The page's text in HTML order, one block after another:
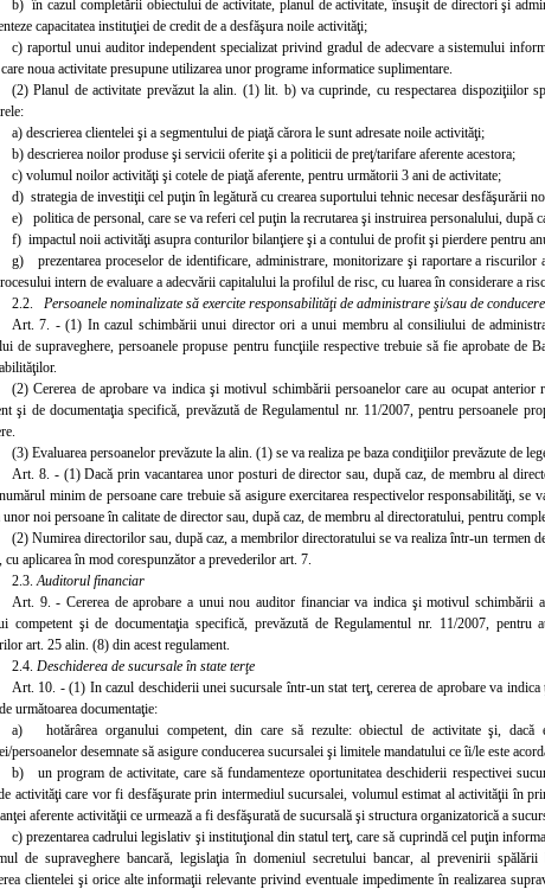
b) în cazul completării obiectului de activitate, planul de activitate, însuşit de directori şi
capacitatea instituţiei de credit de a desfăşura noile activităţi;
c) raportul unui auditor independent specializat privind gradul de adecvare a sistemului
noua activitate presupune utilizarea unor programe informatice suplimentare.
(2) Planul de activitate prevăzut la alin. (1) lit. b) va cuprinde, cu respectarea dispoziţiilor
a) descrierea clientelei şi a segmentului de piaţă cărora le sunt adresate noile activităţi;
b) descrierea noilor produse şi servicii oferite şi a politicii de preţ/tarifare aferente acestora;
c) volumul noilor activităţi şi cotele de piaţă aferente, pentru următorii 3 ani de activitate;
d) strategia de investiţii cel puţin în legătură cu crearea suportului tehnic necesar desfăşurării
e) politica de personal, care se va referi cel puţin la recrutarea şi instruirea personalului, după
f) impactul noii activităţi asupra conturilor bilanţiere şi a contului de profit şi pierdere pentru
g) prezentarea proceselor de identificare, administrare, monitorizare şi raportare a
intern de evaluare a adecvării capitalului la profilul de risc, cu luarea în considerare a
2.2. Persoanele nominalizate să exercite responsabilităţi de administrare şi/sau de conducere
Art. 7. - (1) In cazul schimbării unui director ori a unui membru al consiliului de
de supraveghere, persoanele propuse pentru funcţiile respective trebuie să fie aprobate de
(2) Cererea de aprobare va indica şi motivul schimbării persoanelor care au ocupat
şi de documentaţia specifică, prevăzută de Regulamentul nr. 11/2007, pentru persoanele
(3) Evaluarea persoanelor prevăzute la alin. (1) se va realiza pe baza condiţiilor prevăzute de
Art. 8. - (1) Dacă prin vacantarea unor posturi de director sau, după caz, de membru al
minim de persoane care trebuie să asigure exercitarea respectivelor responsabilităţi, se
noi persoane în calitate de director sau, după caz, de membru al directoratului, pentru
(2) Numirea directorilor sau, după caz, a membrilor directoratului se va realiza într-un termen
aplicarea în mod corespunzător a prevederilor art. 7.
2.3. Auditorul financiar
Art. 9. - Cererea deaprobare a unui nou auditor financiar va indica şi motivul schimbării
competent şi de documentaţia specifică, prevăzută de Regulamentul nr. 11/2007,
art. 25 alin. (8) din acest regulament.
2.4. Deschiderea de sucursale în state terţe
Art. 10. - (1) In cazul deschiderii unei sucursale într-un stat terţ, cererea de aprobare va
următoarea documentaţie:
a) hotărârea organului competent, din care să rezulte: obiectul de activitate şi, dacă
persoanelor desemnate să asigure conducerea sucursalei şi limitele mandatului ce îi/le este
b) un program de activitate, care să fundamenteze oportunitatea deschiderii respectivei
activităţi care vor fi desfăşurate prin intermediul sucursalei, volumul estimat al activităţii în
aferente activităţii ce urmează a fi desfăşurată de sucursală şi structura organizatorică a
c) prezentarea cadrului legislativ şi instituţional din statul terţ, care să cuprindă cel puţin
de supraveghere bancară, legislaţia în domeniul secretului bancar, al prevenirii
clientelei şi orice alte informaţii relevante privind eventuale impedimente în realizarea